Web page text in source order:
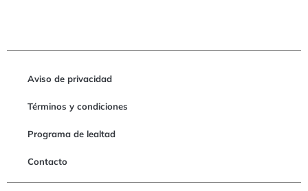
Aviso de privacidad
Términos y condiciones
Programa de lealtad
Contacto